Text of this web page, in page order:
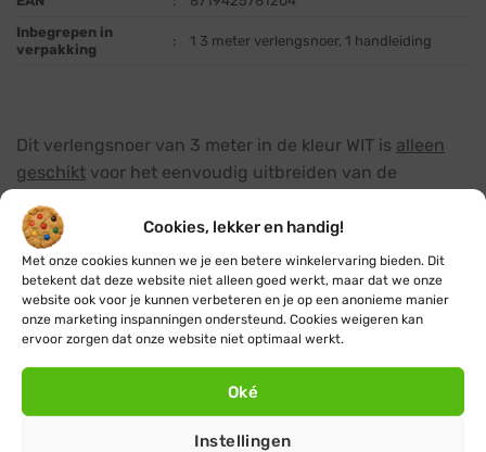
Cookies, lekker en handig!
Met onze cookies kunnen we je een betere winkelervaring bieden. Dit
betekent dat deze website niet alleen goed werkt, maar dat we onze
website ook voor je kunnen verbeteren en je op een anonieme manier
onze marketing inspanningen ondersteund. Cookies weigeren kan
ervoor zorgen dat onze website niet optimaal werkt.
Oké
Instellingen
Inbegrepen in
verpakking
: 1 3 meter verlengsnoer, 1 handleiding
Dit verlengsnoer van 3 meter in de kleur WIT is alleen
geschikt voor het eenvoudig uitbreiden van de
deze webshop:
koppelbare kerstverlichting:deze professionele
koppelbare kerstverlichting is zeer geschikt voor het
sfeervol verlichten van grote kale bomen
koppelbare ijspegelverlichting:dé populaire